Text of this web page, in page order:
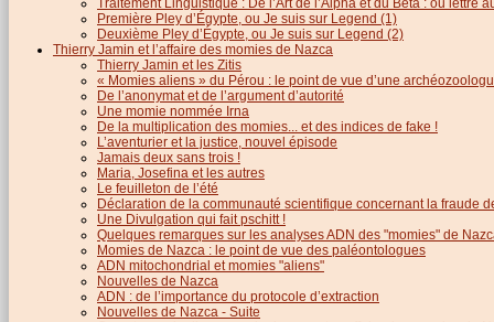
Traitement Linguistique : De l’Art de l’Alpha et du Bêta : ou lettre
Première Pley d’Égypte, ou Je suis sur Legend (1)
Deuxième Pley d’Égypte, ou Je suis sur Legend (2)
Thierry Jamin et l’affaire des momies de Nazca
Thierry Jamin et les Zitis
« Momies aliens » du Pérou : le point de vue d’une
De l’anonymat et de l’argument d’autorité
Une momie nommée Irna
De la multiplication des momies... et des indices de fake !
L’aventurier et la justice, nouvel épisode
Jamais deux sans trois !
Maria, Josefina et les autres
Le feuilleton de l’été
Déclaration de la communauté scientifique concernant la fraude
Une Divulgation qui fait pschitt !
Quelques remarques sur les analyses ADN des "momies" de
Momies de Nazca : le point de vue des paléontologues
ADN mitochondrial et momies "aliens"
Nouvelles de Nazca
ADN : de l’importance du protocole d’extraction
Nouvelles de Nazca - Suite